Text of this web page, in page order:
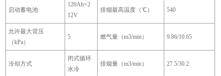
启动蓄电池
120Ah×2
12V
排烟最高温度（℃） 540
允许最大背压
（kPa）
5 燃气量（m3/min） 9.86/10.65
冷却方式
闭式循环
水冷
排烟量（m3/min） 27.5/30.2